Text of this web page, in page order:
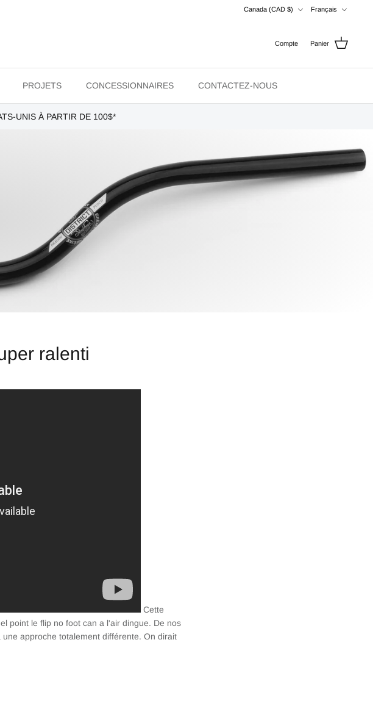
Canada (CAD $) Français
Compte Panier
PROJETS CONCESSIONNAIRES CONTACTEZ-NOUS
UNIS À PARTIR DE 100$*
ralenti
Cette
point le flip no foot can a l'air dingue. De nos
approche totalement différente. On dirait